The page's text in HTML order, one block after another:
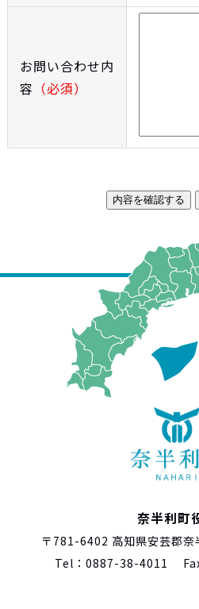
お問い合わせ内
容 （必須）
奈半利町
〒781-6402 高知県安芸郡奈
Tel：0887-38-4011